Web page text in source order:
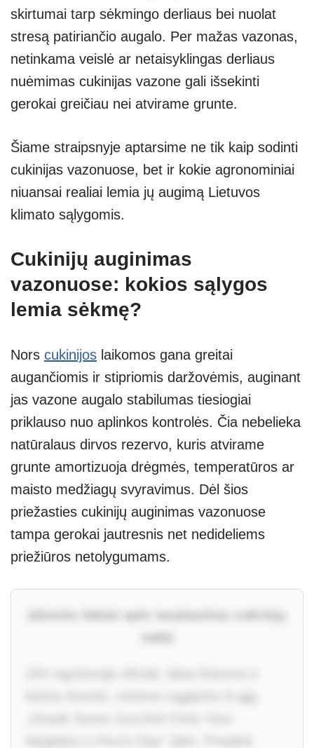
skirtumai tarp sėkmingo derliaus bei nuolat
stresą patiriančio augalo. Per mažas vazonas,
netinkama veislė ar netaisyklingas derliaus
nuėmimas cukinijas vazone gali išsekinti
gerokai greičiau nei atvirame grunte.
Šiame straipsnyje aptarsime ne tik kaip sodinti
cukinijas vazonuose, bet ir kokie agronominiai
niuansai realiai lemia jų augimą Lietuvos
klimato sąlygomis.
Cukinijų auginimas
vazonuose: kokios sąlygos
lemia sėkmę?
Nors cukinijos laikomos gana greitai
augančiomis ir stipriomis daržovėmis, auginant
jas vazone augalo stabilumas tiesiogiai
priklauso nuo aplinkos kontrolės. Čia nebelieka
natūralaus dirvos rezervo, kuris atvirame
grunte amortizuoja drėgmės, temperatūros ar
maisto medžiagų svyravimus. Dėl šios
priežasties cukinijų auginimas vazonuose
tampa gerokai jautresnis net nedideliems
priežiūros netolygumams.
Įdomūs faktai apie tarptautinę cukinijų
naktį